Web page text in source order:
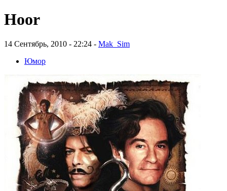
Hoor
14 Сентябрь, 2010 - 22:24 - Mak_Sim
Юмор